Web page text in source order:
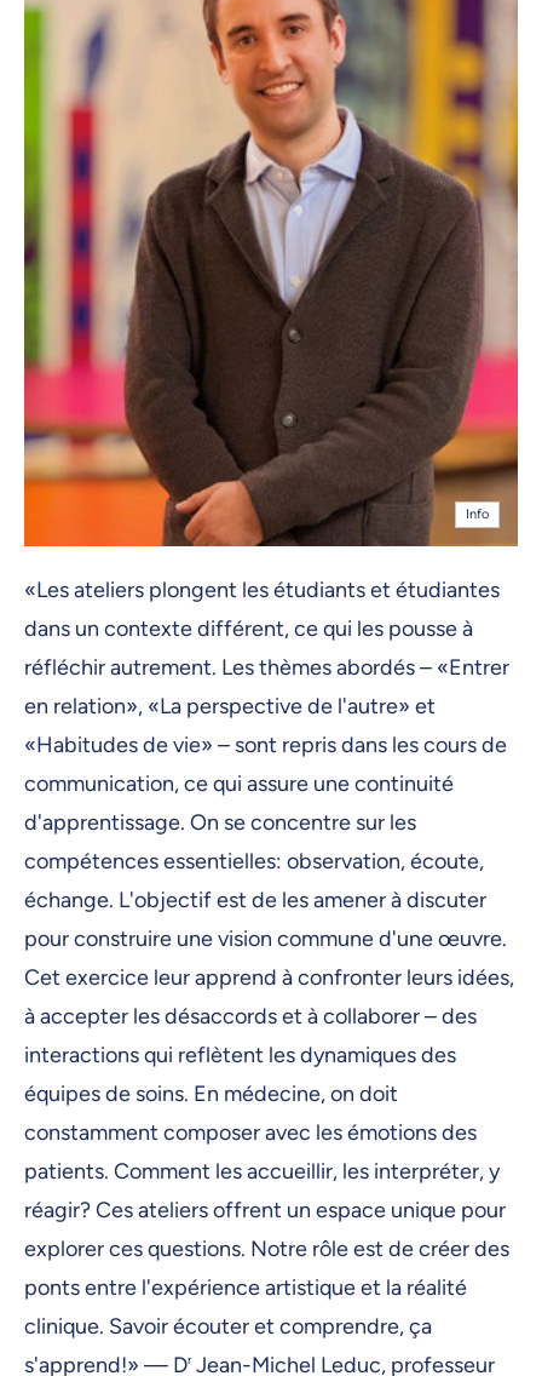
Info
«Les ateliers plongent les étudiants et étudiantes
dans un contexte différent, ce qui les pousse à
réfléchir autrement. Les thèmes abordés – «Entrer
en relation», «La perspective de l'autre» et
«Habitudes de vie» – sont repris dans les cours de
communication, ce qui assure une continuité
d'apprentissage. On se concentre sur les
compétences essentielles: observation, écoute,
échange. L'objectif est de les amener à discuter
pour construire une vision commune d'une œuvre.
Cet exercice leur apprend à confronter leurs idées,
à accepter les désaccords et à collaborer – des
interactions qui reflètent les dynamiques des
équipes de soins. En médecine, on doit
constamment composer avec les émotions des
patients. Comment les accueillir, les interpréter, y
réagir? Ces ateliers offrent un espace unique pour
explorer ces questions. Notre rôle est de créer des
ponts entre l'expérience artistique et la réalité
clinique. Savoir écouter et comprendre, ça
s'apprend!» — DrJean-Michel Leduc, professeur